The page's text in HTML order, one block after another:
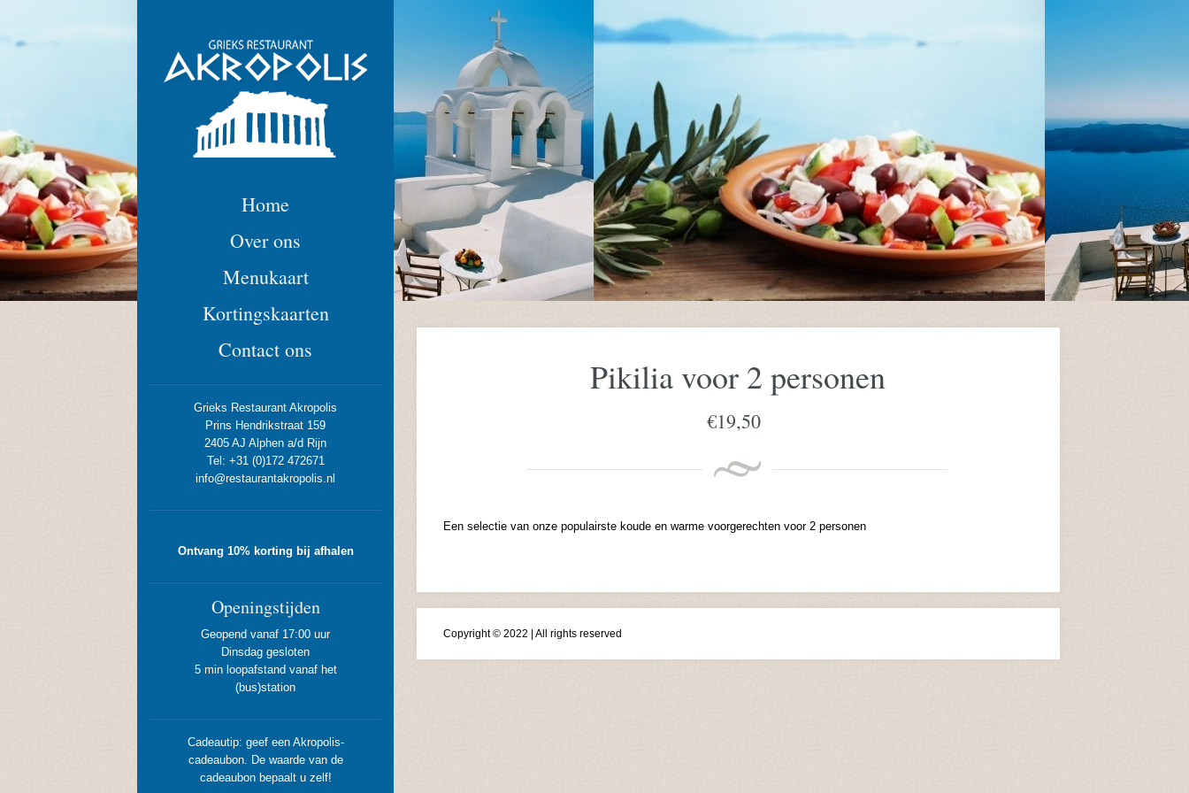
Home
Over ons
Menukaart
Kortingskaarten
Contact ons
Grieks Restaurant Akropolis
Prins Hendrikstraat 159
2405 AJ Alphen a/d Rijn
Tel: +31 (0)172 472671
info@restaurantakropolis.nl
Ontvang 10% korting bij afhalen
Openingstijden
Geopend vanaf 17:00 uur
Dinsdag gesloten
5 min loopafstand vanaf het
(bus)station
Cadeautip: geef een Akropolis-
cadeaubon. De waarde van de
cadeaubon bepaalt u zelf!
Pikilia voor 2 personen
€19,50
Een selectie van onze populairste koude en warme voorgerechten voor 2 personen
Copyright © 2022 | All rights reserved